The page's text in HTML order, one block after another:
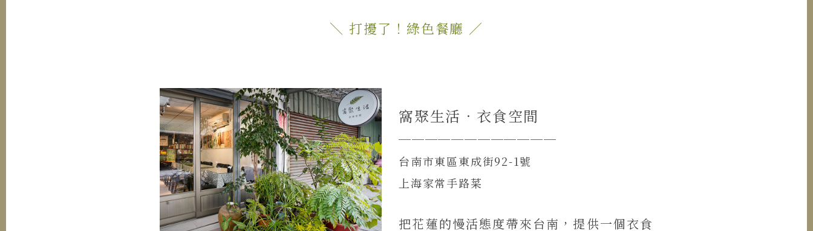
＼ 打擾了！綠色餐廳 ／
窩聚生活•衣食空間
────────────
台南市東區東成街92-1號
上海家常手路菜
把花蓮的慢活態度帶來台南，提供一個衣食